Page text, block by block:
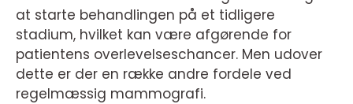
at starte behandlingen på et tidligere
stadium, hvilket kan være afgørende for
patientens overlevelseschancer. Men udover
dette er der en række andre fordele ved
regelmæssig mammografi.